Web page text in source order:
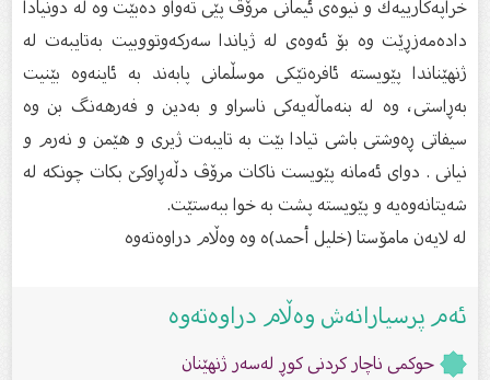
خراپەكارییەك و نیوەى ئیمانى مرۆڤ پێى تەواو دەبێت وە لە دونیادا
دادەمەزڕێت وە بۆ ئەوەى لە ژیاندا سەركەوتووبیت بەتایبەت لە
ژنهێناندا پێویستە ئافرەتێكى موسڵمانى پابەند بە ئاینەوە بێنیت
بەڕاستى، وە لە بنەماڵەیەكى ناسراو و بەدین و فەرهەنگ بن وە
سیفاتى ڕەوشتى باشى تیادا بێت بە تایبەت ژیرى و هێمن و نەرم و
نیانى . دواى ئەمانە پێویست ناكات مرۆڤ دڵەڕاوكێ بكات چونكە لە
شەیتانەوەیە و پێویستە پشت بە خوا ببەستێت.
لە لایەن مامۆستا (خلیل أحمد)ە وە وەڵام دراوەتەوە
ئەم پرسیارانەش وەڵام دراوەتەوە
حوکمی ناچار کردنی کوڕ لەسەر ژنهێنان